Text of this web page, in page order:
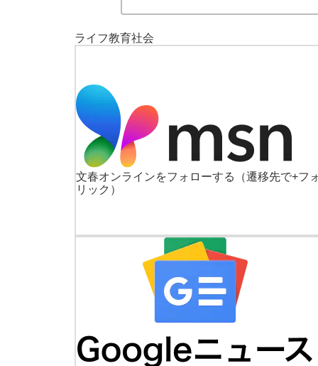
ライフ教育社会
文春オンラインをフォローする
（遷移先で+フ
リック）